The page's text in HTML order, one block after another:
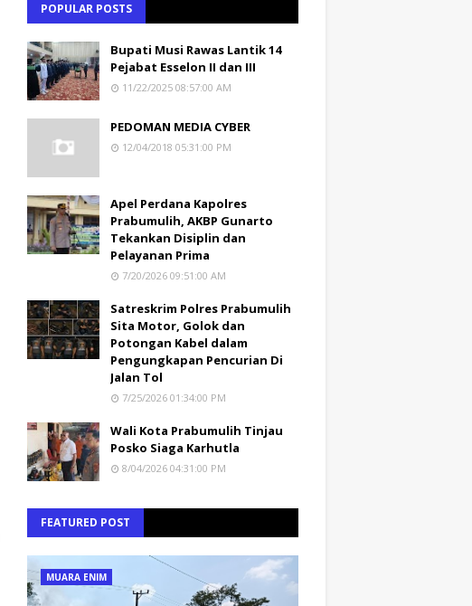
POPULAR POSTS
Bupati Musi Rawas Lantik 14
Pejabat Esselon II dan III
11/22/2025 08:57:00 AM
PEDOMAN MEDIA CYBER
12/04/2018 05:31:00 PM
Apel Perdana Kapolres
Prabumulih, AKBP Gunarto
Tekankan Disiplin dan
Pelayanan Prima
7/20/2026 09:51:00 AM
Satreskrim Polres Prabumulih
Sita Motor, Golok dan
Potongan Kabel dalam
Pengungkapan Pencurian Di
Jalan Tol
7/25/2026 01:34:00 PM
Wali Kota Prabumulih Tinjau
Posko Siaga Karhutla
8/04/2026 04:31:00 PM
FEATURED POST
MUARA ENIM